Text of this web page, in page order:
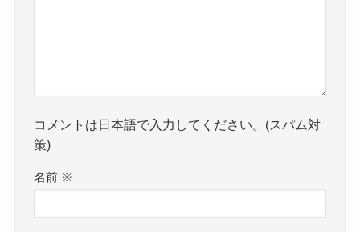
コメントは日本語で入力してください。(スパム対
策)
名前 ※